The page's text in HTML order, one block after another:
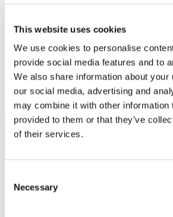
This website uses cookies
We use cookies to personalise
provide social media features and to
We also share information about your
our social media, advertising and
may combine it with other information
provided to them or that they’ve
of their services.
Selection
Necessary
Profil FATRAFLEX
Parozábrana a tepelná izolace
Ochranná geotextilie
Ostatní doplňky
VŠECHNY PRODUKTY
Menu
Poptávka